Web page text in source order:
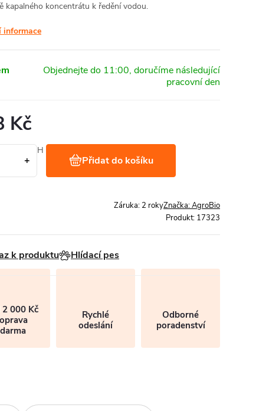
kapalného koncentrátu k ředění vodou.
informace
Kč
bez DPH
l Přidat do košíku
Značka:AgroBio
Záruka: 2 roky
Produkt: 17323
k produktu Hlídací pes
2 000 Kč
Rychlé
odeslání
Odborné
poradenství